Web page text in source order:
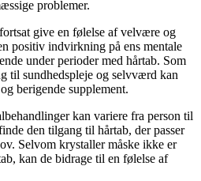
problemer.
give en følelse af velvære og
positiv indvirkning på ens mentale
under perioder med hårtab. Som
til sundhedspleje og selvværd kan
berigende supplement.
kan variere fra person til
den tilgang til hårtab, der passer
Selvom krystaller måske ikke er
kan de bidrage til en følelse af